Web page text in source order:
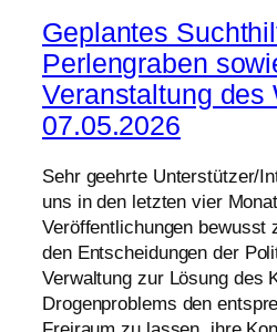
Geplantes
Perlengraben
Veranstaltung des
07.05.2026
Sehr geehrte Unterstützer/
uns in den letzten vier
Veröffentlichungen bewusst
den Entscheidungen der
Verwaltung zur Lösung des
Drogenproblems den